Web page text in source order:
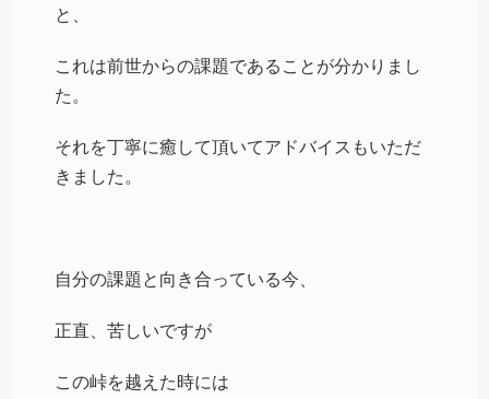
と、
これは前世からの課題であることが分かりまし
た。
それを丁寧に癒して頂いてアドバイスもいただ
きました。
自分の課題と向き合っている今、
正直、苦しいですが
この峠を越えた時には